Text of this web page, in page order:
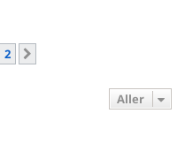
2
Aller